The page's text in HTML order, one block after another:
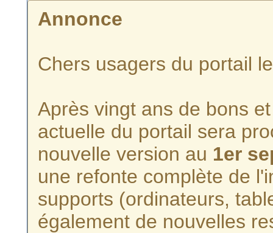
Annonce
Chers usagers du portail
Après vingt ans de bons
actuelle du portail sera
nouvelle version au 1er
une refonte complète de
supports (ordinateurs,
également de nouvelles